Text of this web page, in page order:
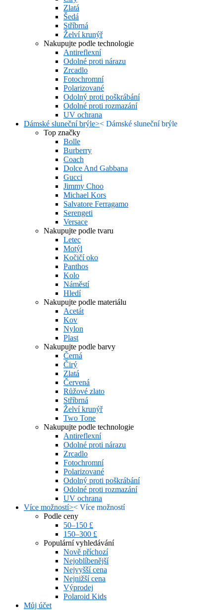
Zlatá
Šedá
Stříbrná
Želví krunýř
Nakupujte podle technologie
Antireflexní
Odolné proti nárazu
Zrcadlo
Fotochromní
Polarizované
Odolný proti poškrábání
Odolné proti rozmazání
UV ochrana
Dámské sluneční brýle>< Dámské sluneční brýle
Top značky
Bolle
Burberry
Coach
Dolce And Gabbana
Gucci
Jimmy Choo
Michael Kors
Salvatore Ferragamo
Serengeti
Versace
Nakupujte podle tvaru
Letec
Motýl
Kočičí oko
Panthos
Kolo
Náměstí
Hledí
Nakupujte podle materiálu
Acetát
Kov
Nylon
Plast
Nakupujte podle barvy
Černá
Čirý
Zlatá
Červená
Růžové zlato
Stříbrná
Želví krunýř
Two Tone
Nakupujte podle technologie
Antireflexní
Odolné proti nárazu
Zrcadlo
Fotochromní
Polarizované
Odolný proti poškrábání
Odolné proti rozmazání
UV ochrana
Více možností>< Více možností
Podle ceny
50–150 £
150–300 £
Populární vyhledávání
Nově příchozí
Nejoblíbenější
Nejvyšší cena
Nejnižší cena
Výprodej
Polaroid Kids
Můj účet